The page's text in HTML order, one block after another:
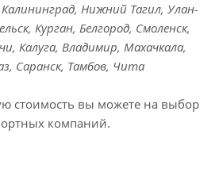
Нижний Тагил, Улан-
Курган, Белгород, Смоленск,
Калуга, Владимир, Махачкала,
Саранск, Тамбов, Чита
стоимость вы можете на выбор
компаний.